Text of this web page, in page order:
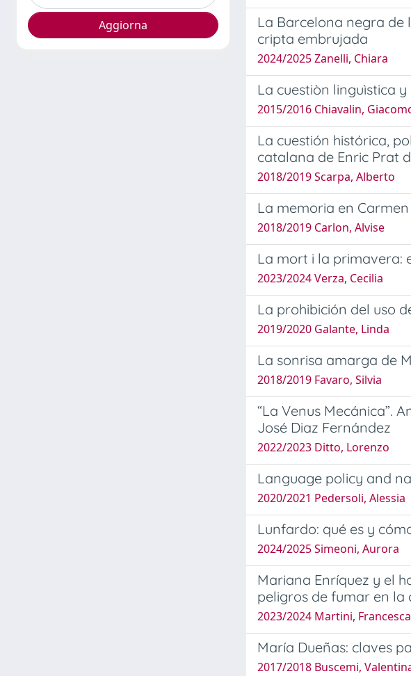
La Barcelona negra de
cripta embrujada
2024/2025 Zanelli, Chiara
La cuestiòn linguìstica
2015/2016 Chiavalin,
La cuestión histórica,
catalana de Enric Prat
2018/2019 Scarpa, Alberto
La memoria en
2018/2019 Carlon, Alvise
La mort i la primavera:
2023/2024 Verza, Cecilia
La prohibición del uso
2019/2020 Galante, Linda
La sonrisa amarga de
2018/2019 Favaro, Silvia
“La Venus Mecánica”.
José Diaz Fernández
2022/2023 Ditto, Lorenzo
Language policy and
2020/2021 Pedersoli, Alessia
Lunfardo: qué es y
2024/2025 Simeoni, Aurora
Mariana Enríquez y el
peligros de fumar en la
2023/2024 Martini, Francesca
María Dueñas: claves
2017/2018 Buscemi,